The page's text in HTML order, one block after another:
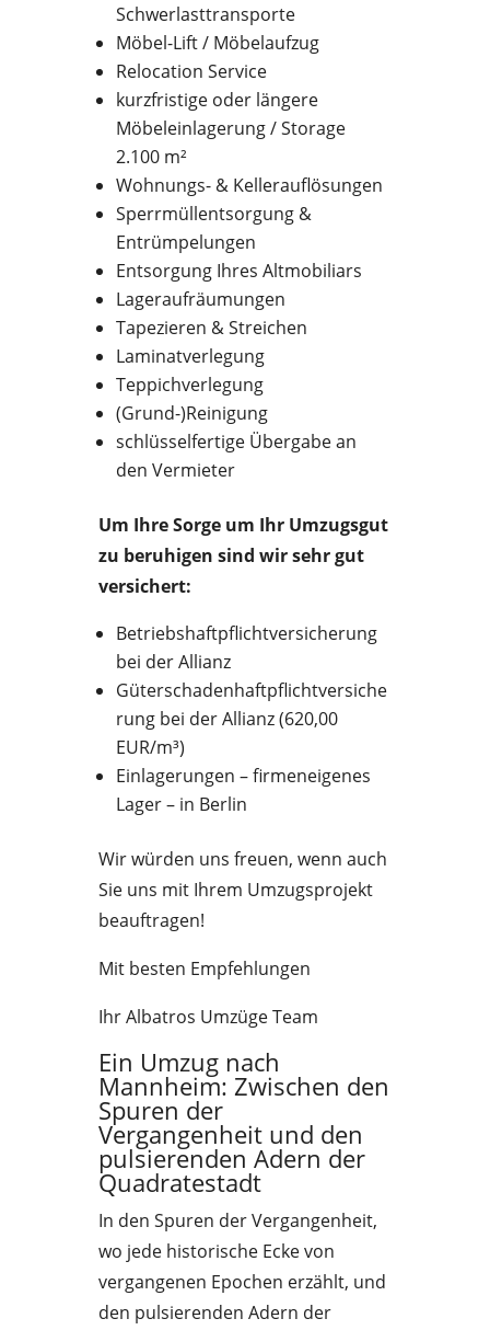
Schwerlasttransporte
Möbel-Lift / Möbelaufzug
Relocation Service
kurzfristige oder längere
Möbeleinlagerung / Storage
2.100 m²
Wohnungs- & Kellerauflösungen
Sperrmüllentsorgung &
Entrümpelungen
Entsorgung Ihres Altmobiliars
Lageraufräumungen
Tapezieren & Streichen
Laminatverlegung
Teppichverlegung
(Grund-)Reinigung
schlüsselfertige Übergabe an
den Vermieter
Um Ihre Sorge um Ihr Umzugsgut
zu beruhigen sind wir sehr gut
versichert:
Betriebshaftpflichtversicherung
bei der Allianz
Güterschadenhaftpflichtversiche
rung bei der Allianz (620,00
EUR/m³)
Einlagerungen – firmeneigenes
Lager – in Berlin
Wir würden uns freuen, wenn auch
Sie uns mit Ihrem Umzugsprojekt
beauftragen!
Mit besten Empfehlungen
Ihr Albatros Umzüge Team
Ein Umzug nach
Mannheim: Zwischen den
Spuren der
Vergangenheit und den
pulsierenden Adern der
Quadratestadt
In den Spuren der Vergangenheit,
wo jede historische Ecke von
vergangenen Epochen erzählt, und
den pulsierenden Adern der